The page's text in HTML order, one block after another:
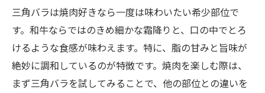
三角バラは焼肉好きなら一度は味わいたい希少部位で
す。和牛ならではのきめ細かな霜降りと、口の中でとろ
けるような食感が味わえます。特に、脂の甘みと旨味が
絶妙に調和しているのが特徴です。焼肉を楽しむ際は、
まず三角バラを試してみることで、他の部位との違いを